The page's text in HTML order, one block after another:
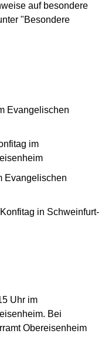
auf besondere
"Besondere
Evangelischen
im
Evangelischen
in Schweinfurt-
Uhr im
Bei
Obereisenheim